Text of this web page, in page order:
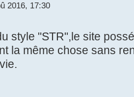
2016, 17:30
style "STR",le site
la même chose sans